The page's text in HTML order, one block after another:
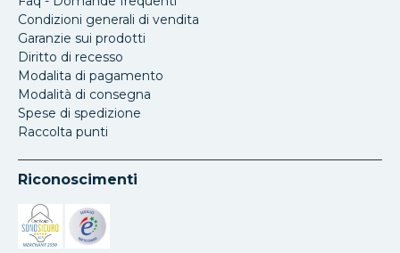
Condizioni generali di vendita
Garanzie sui prodotti
Diritto di recesso
Modalita di pagamento
Modalità di consegna
Spese di spedizione
Raccolta punti
Riconoscimenti